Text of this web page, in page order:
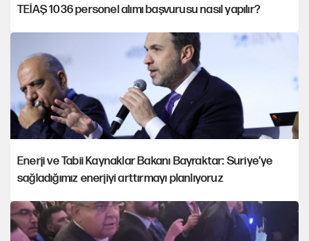
TEİAŞ 1036 personel alımı başvurusu nasıl yapılır?
Enerji ve Tabii Kaynaklar Bakanı Bayraktar: Suriye’ye
sağladığımız enerjiyi arttırmayı planlıyoruz